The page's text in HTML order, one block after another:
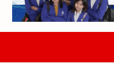
Tekankan Ketelitian Dan